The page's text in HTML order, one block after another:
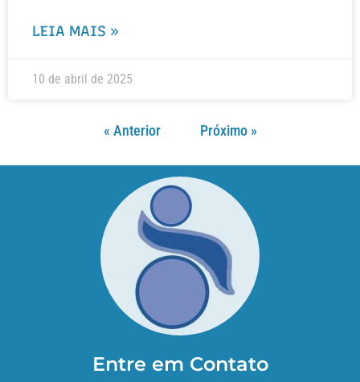
LEIA MAIS »
10 de abril de 2025
« Anterior Próximo »
Entre em Contato